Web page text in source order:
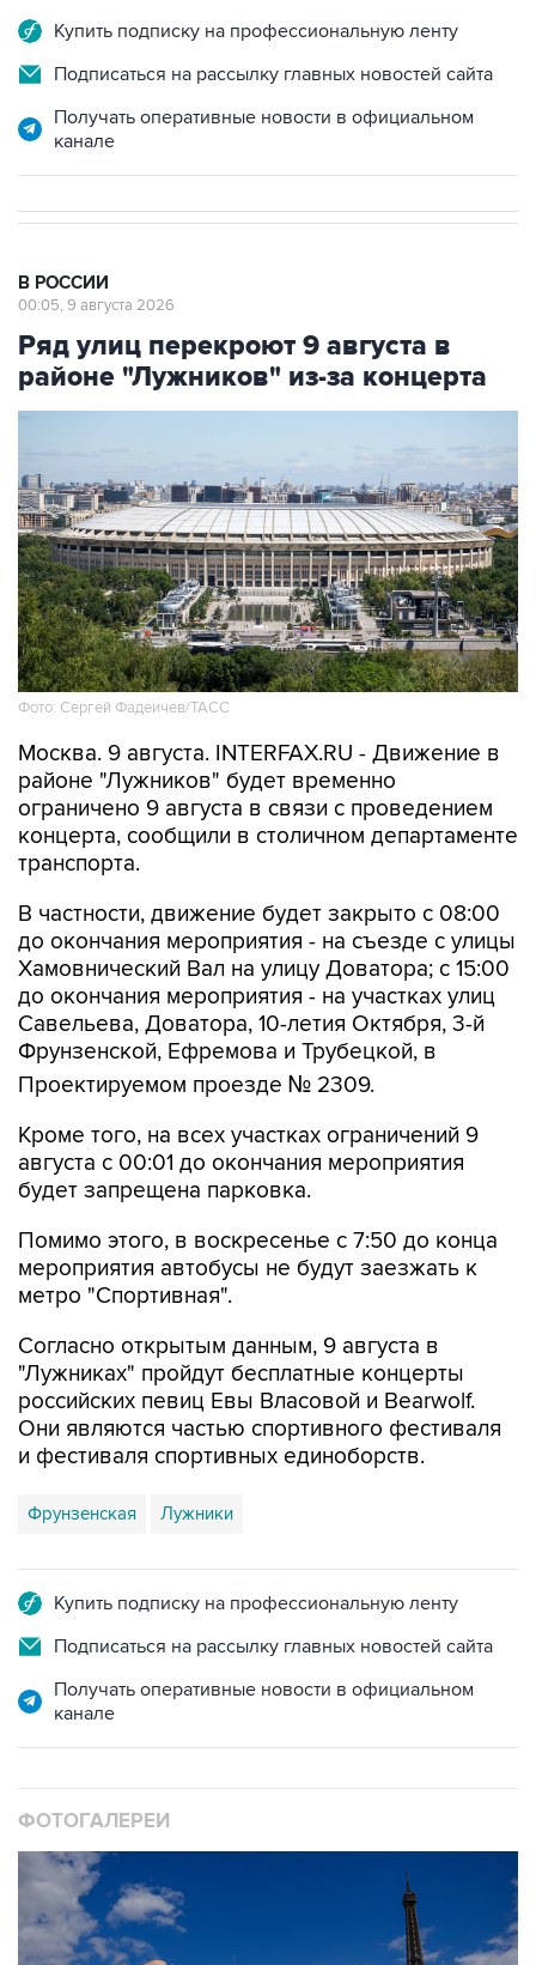
Купить подписку на профессиональную ленту
Подписаться на рассылку главных новостей сайта
Получать оперативные новости в официальном
канале
В РОССИИ
00:05, 9 августа 2026
Ряд улиц перекроют 9 августа в
районе "Лужников" из-за концерта
Фото: Сергей Фадеичев/ТАСС
Москва. 9 августа. INTERFAX.RU - Движение в
районе "Лужников" будет временно
ограничено 9 августа в связи с проведением
концерта, сообщили в столичном департаменте
транспорта.
В частности, движение будет закрыто с 08:00
до окончания мероприятия - на съезде с улицы
Хамовнический Вал на улицу Доватора; с 15:00
до окончания мероприятия - на участках улиц
Савельева, Доватора, 10-летия Октября, 3-й
Фрунзенской, Ефремова и Трубецкой, в
Проектируемом проезде № 2309.
Кроме того, на всех участках ограничений 9
августа с 00:01 до окончания мероприятия
будет запрещена парковка.
Помимо этого, в воскресенье с 7:50 до конца
мероприятия автобусы не будут заезжать к
метро "Спортивная".
Согласно открытым данным, 9 августа в
"Лужниках" пройдут бесплатные концерты
российских певиц Евы Власовой и Bearwolf.
Они являются частью спортивного фестиваля
и фестиваля спортивных единоборств.
Фрунзенская Лужники
Купить подписку на профессиональную ленту
Подписаться на рассылку главных новостей сайта
Получать оперативные новости в официальном
канале
ФОТОГАЛЕРЕИ